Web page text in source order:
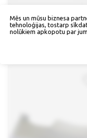
Teniskurpes, Tom
Mēs un mūsu biznesa
tehnoloģijas, tostarp
nolūkiem apkopotu par